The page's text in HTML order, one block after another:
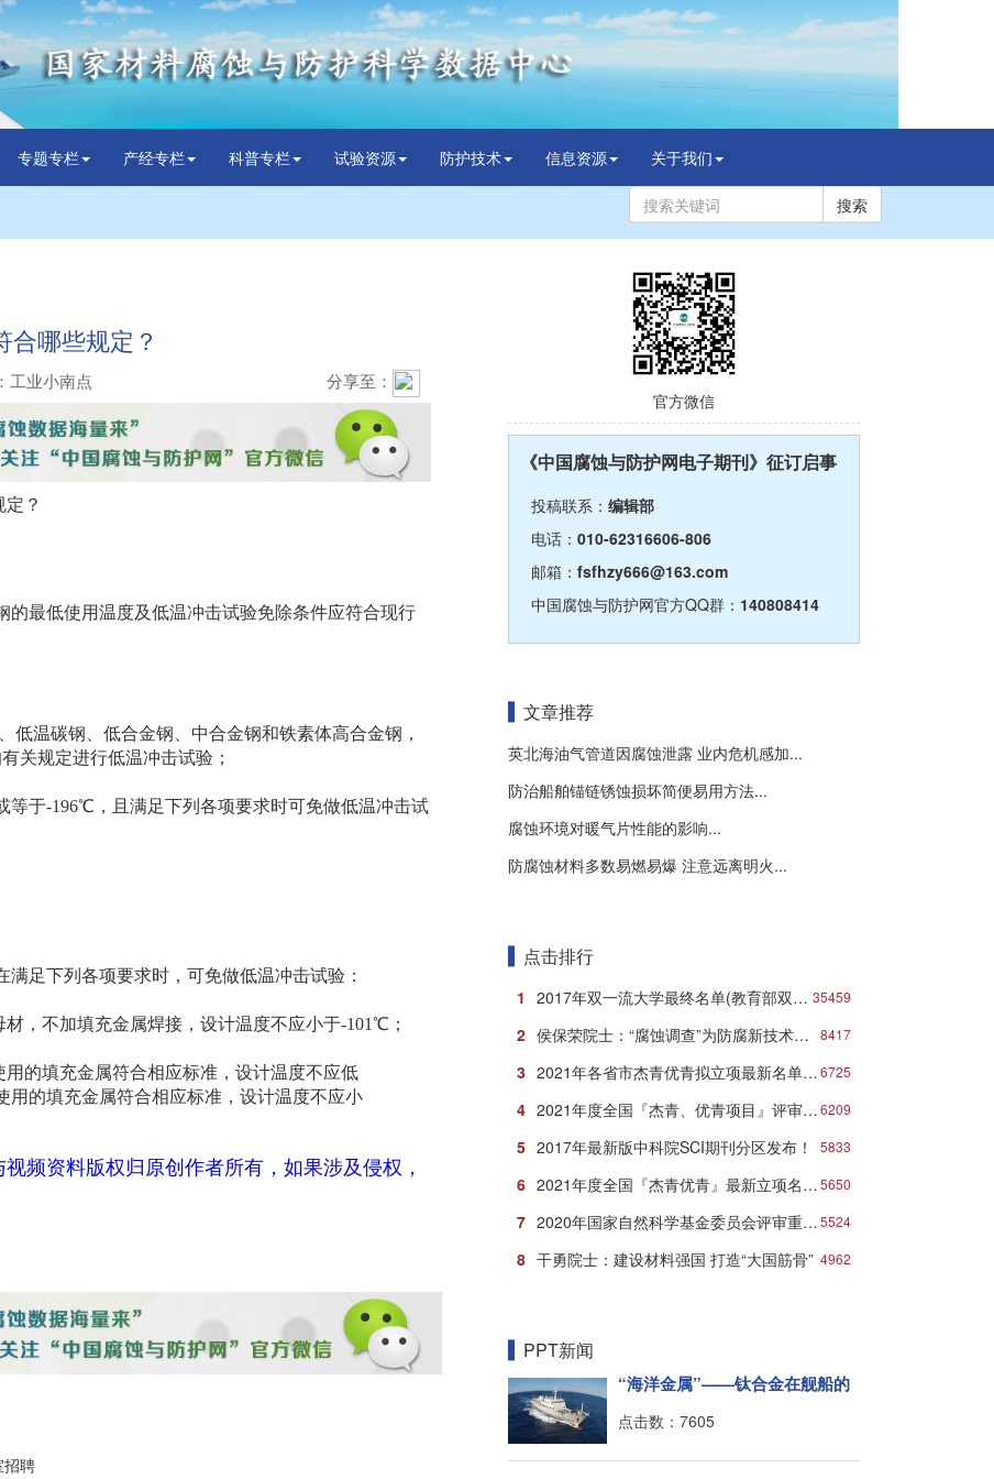
专题专栏 产经专栏 科普专栏 试验资源 防护技术 信息资源 关于我们
搜索
哪些规定？
工业小南点 分享至：
？
的最低使用温度及低温冲击试验免除条件应符合现行
低温碳钢、低合金钢、中合金钢和铁素体高合金钢，
关规定进行低温冲击试验；
等于-196℃，且满足下列各项要求时可免做低温冲击试
满足下列各项要求时，可免做低温冲击试验：
，不加填充金属焊接，设计温度不应小于-101℃；
的填充金属符合相应标准，设计温度不应低
的填充金属符合相应标准，设计温度不应小
频资料版权归原创作者所有，如果涉及侵权，
招聘
官方微信
《中国腐蚀与防护网电子期刊》征订启事
投稿联系： 编辑部
电话： 010-62316606-806
邮箱： fsfhzy666@163.com
中国腐蚀与防护网官方QQ群： 140808414
文章推荐
英北海油气管道因腐蚀泄露 业内危机感加...
防治船舶锚链锈蚀损坏简便易用方法...
腐蚀环境对暖气片性能的影响...
防腐蚀材料多数易燃易爆 注意远离明火...
点击排行
35459
1 2017年双一流大学最终名单(教育部双一流大学名单)
8417
2 侯保荣院士：“腐蚀调查”为防腐新技术推广应用打响第一炮
6725
3 2021年各省市杰青优青拟立项最新名单：近千人入选！
6209
4 2021年度全国『杰青、优青项目』评审立项最新名单
5833
5 2017年最新版中科院SCI期刊分区发布！
5650
6 2021年度全国『杰青优青』最新立项名单汇总发布！
5524
7 2020年国家自然科学基金委员会评审重要时间节点安排
4962
8 干勇院士：建设材料强国 打造“大国筋骨”
PPT新闻
“海洋金属”——钛合金在舰船的
点击数：7605